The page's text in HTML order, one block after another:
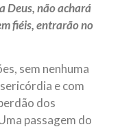
Deus, não achará
fiéis, entrarão no
sem nenhuma
e com
dos
passagem do